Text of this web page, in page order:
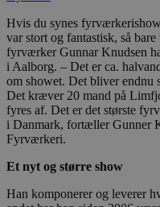
Hvis du synes
var stort og fantastisk, så
fyrværker Gunnar Knudsen
i Aalborg. – Det er ca.
om showet. Det bliver endnu
Det kræver 20 mand på
fyres af. Det er det største
i Danmark, fortæller Gunner
Fyrværkeri.
Et nyt og større show
Han komponerer og leverer